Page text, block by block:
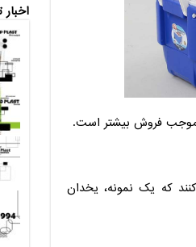
موجب فروش بیشتر است.
که یک نمونه، یخدان